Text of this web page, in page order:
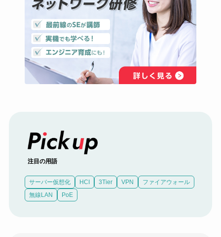
注目の用語
サーバー仮想化 HCI 3Tier VPN
ファイアウォール
無線LAN
PoE